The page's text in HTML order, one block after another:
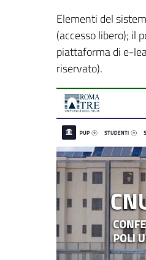
Elementi del
(accesso libero); il
piattaforma di e-
riservato).